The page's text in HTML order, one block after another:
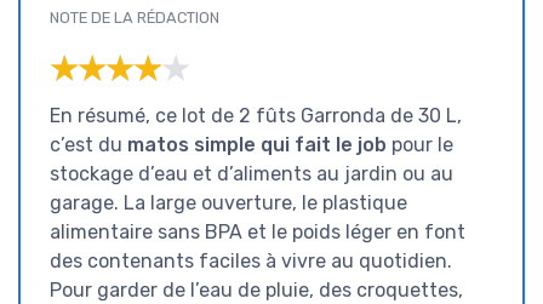
NOTE DE LA RÉDACTION
★★★★★
★★★★★
En résumé, ce lot de 2 fûts Garronda de 30 L,
c’est du matos simple qui fait le job pour le
stockage d’eau et d’aliments au jardin ou au
garage. La large ouverture, le plastique
alimentaire sans BPA et le poids léger en font
des contenants faciles à vivre au quotidien.
Pour garder de l’eau de pluie, des croquettes,